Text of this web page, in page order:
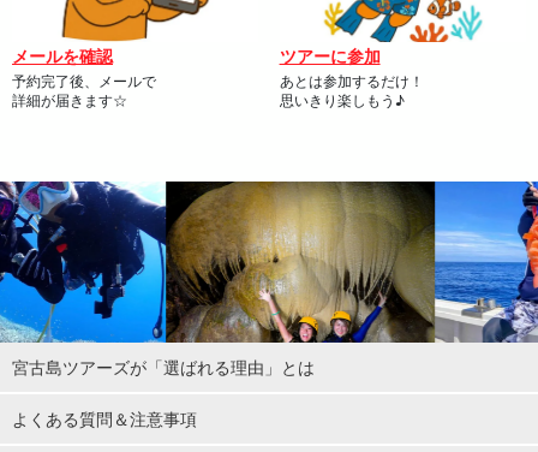
メールを確認
予約完了後、メールで
詳細が届きます☆
ツアーに参加
あとは参加するだけ！
思いきり楽しもう♪
宮古島ツアーズが「選ばれる理由」とは
よくある質問＆注意事項